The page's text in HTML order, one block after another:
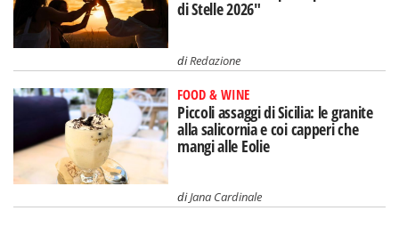
di Stelle 2026"
diRedazione
FOOD & WINE
Piccoli assaggi di Sicilia: le granite
alla salicornia e coi capperi che
mangi alle Eolie
diJana Cardinale